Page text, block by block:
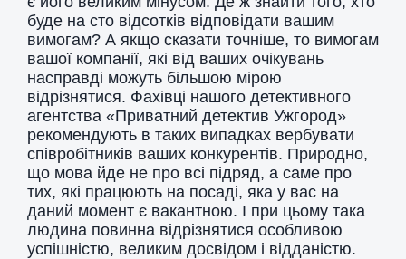
буде на сто відсотків відповідати вашим
вимогам? А якщо сказати точніше, то вимогам
вашої компанії, які від ваших очікувань
насправді можуть більшою мірою
відрізнятися. Фахівці нашого детективного
агентства «Приватний детектив Ужгород»
рекомендують в таких випадках вербувати
співробітників ваших конкурентів. Природно,
що мова йде не про всі підряд, а саме про
тих, які працюють на посаді, яка у вас на
даний момент є вакантною. І при цьому така
людина повинна відрізнятися особливою
успішністю, великим досвідом і відданістю.